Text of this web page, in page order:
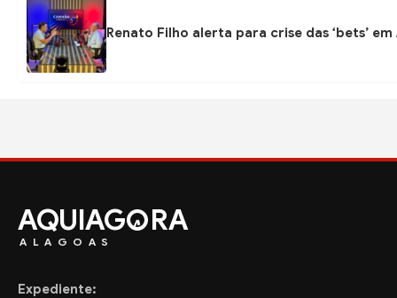
Renato Filho alerta para crise das ‘bets’
AQUIAG RA
ALAGOAS
Expediente: